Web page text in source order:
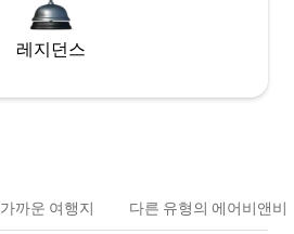
레지던스
가까운 여행지 다른 유형의 에어비앤비